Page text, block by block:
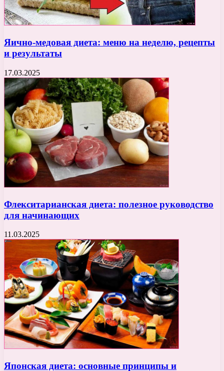
Яично-медовая диета: меню на неделю, рецепты
и результаты
17.03.2025
Флекситарианская диета: полезное руководство
для начинающих
11.03.2025
Японская диета: основные принципы и